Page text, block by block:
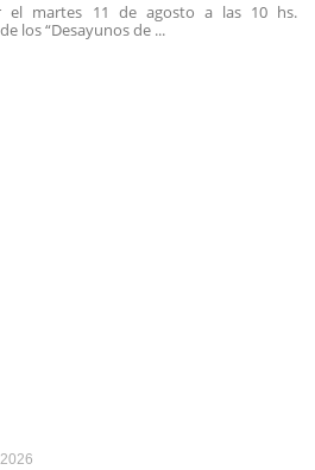
el martes 11 de agosto a las 10 hs.
los “Desayunos de ...